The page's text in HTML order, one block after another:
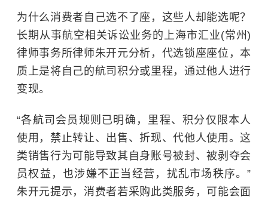
为什么消费者自己选不了座，这些人却能选呢？
长期从事航空相关诉讼业务的上海市汇业(常州)
律师事务所律师朱开元分析，代选锁座座位，本
质上是将自己的航司积分或里程，通过他人进行
变现。
“各航司会员规则已明确，里程、积分仅限本人
使用，禁止转让、出售、折现、代他人使用。这
类销售行为可能导致其自身账号被封、被剥夺会
员权益，也涉嫌不正当经营，扰乱市场秩序。”
朱开元提示，消费者若采购此类服务，可能会面